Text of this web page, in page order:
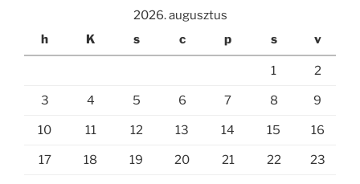
2026. augusztus
h
K s c p s v
1 2
3 4 5 6 7 8 9
10 11 12 13 14 15 16
17 18 19 20 21 22 23